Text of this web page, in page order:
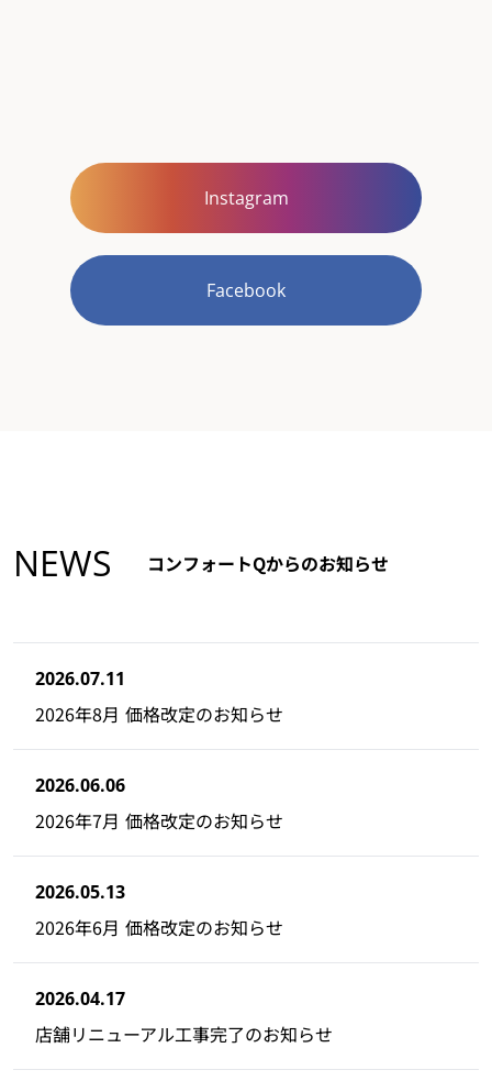
Instagram
Facebook
NEWS コンフォートQからのお知らせ
2026.07.11
2026年8月 価格改定のお知らせ
2026.06.06
2026年7月 価格改定のお知らせ
2026.05.13
2026年6月 価格改定のお知らせ
2026.04.17
店舗リニューアル工事完了のお知らせ